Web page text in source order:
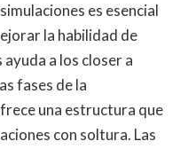
es esencial
la habilidad de
a los closer a
fases de la
una estructura que
con soltura. Las